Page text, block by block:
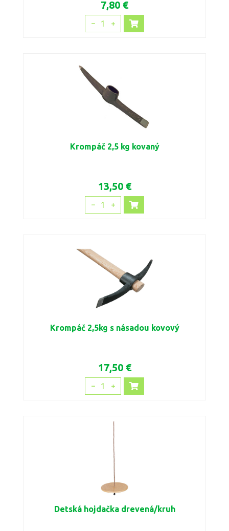
7,80 €
1
Krompáč 2,5 kg kovaný
13,50 €
1
Krompáč 2,5kg s násadou kovový
17,50 €
1
Detská hojdačka drevená/kruh